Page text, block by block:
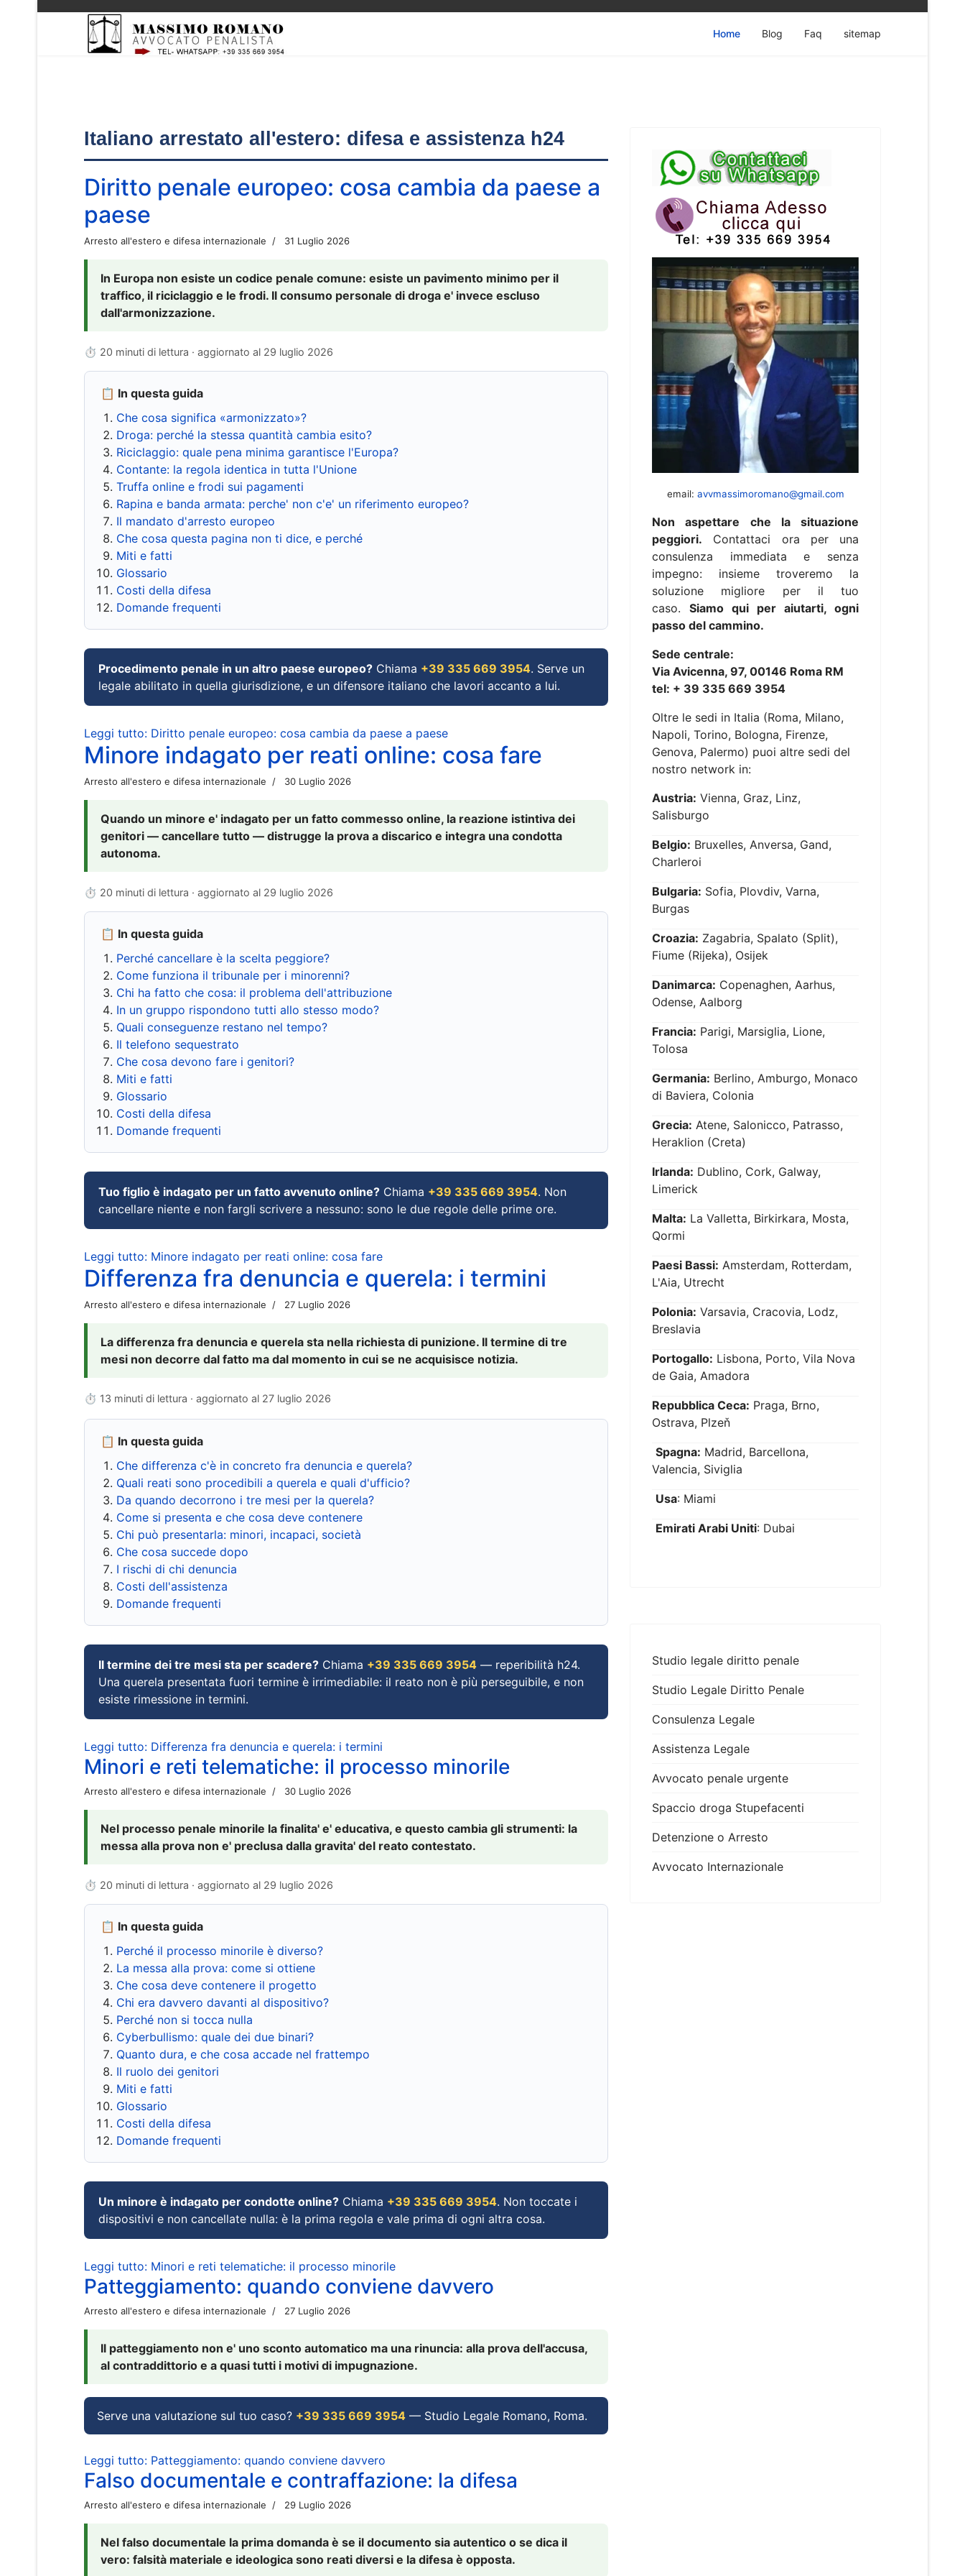
Home Blog Faq sitemap
Italiano arrestato all'estero: difesa e assistenza h24
Diritto penale europeo: cosa cambia da paese a
paese
Arresto all'estero e difesa internazionale 31 Luglio 2026
In Europa non esiste un codice penale comune: esiste un pavimento minimo per il
traffico, il riciclaggio e le frodi. Il consumo personale di droga e' invece escluso
dall'armonizzazione.
⏱ 20 minuti di lettura · aggiornato al 29 luglio 2026
📋 In questa guida
Che cosa significa «armonizzato»?
Droga: perché la stessa quantità cambia esito?
Riciclaggio: quale pena minima garantisce l'Europa?
Contante: la regola identica in tutta l'Unione
Truffa online e frodi sui pagamenti
Rapina e banda armata: perche' non c'e' un riferimento europeo?
Il mandato d'arresto europeo
Che cosa questa pagina non ti dice, e perché
Miti e fatti
Glossario
Costi della difesa
Domande frequenti
Procedimento penale in un altro paese europeo? Chiama +39 335 669 3954. Serve un
legale abilitato in quella giurisdizione, e un difensore italiano che lavori accanto a lui.
Leggi tutto: Diritto penale europeo: cosa cambia da paese a paese
Minore indagato per reati online: cosa fare
Arresto all'estero e difesa internazionale 30 Luglio 2026
Quando un minore e' indagato per un fatto commesso online, la reazione istintiva dei
genitori — cancellare tutto — distrugge la prova a discarico e integra una condotta
autonoma.
⏱ 20 minuti di lettura · aggiornato al 29 luglio 2026
📋 In questa guida
Perché cancellare è la scelta peggiore?
Come funziona il tribunale per i minorenni?
Chi ha fatto che cosa: il problema dell'attribuzione
In un gruppo rispondono tutti allo stesso modo?
Quali conseguenze restano nel tempo?
Il telefono sequestrato
Che cosa devono fare i genitori?
Miti e fatti
Glossario
Costi della difesa
Domande frequenti
Tuo figlio è indagato per un fatto avvenuto online? Chiama +39 335 669 3954. Non
cancellare niente e non fargli scrivere a nessuno: sono le due regole delle prime ore.
Leggi tutto: Minore indagato per reati online: cosa fare
Differenza fra denuncia e querela: i termini
Arresto all'estero e difesa internazionale 27 Luglio 2026
La differenza fra denuncia e querela sta nella richiesta di punizione. Il termine di tre
mesi non decorre dal fatto ma dal momento in cui se ne acquisisce notizia.
⏱ 13 minuti di lettura · aggiornato al 27 luglio 2026
📋 In questa guida
Che differenza c'è in concreto fra denuncia e querela?
Quali reati sono procedibili a querela e quali d'ufficio?
Da quando decorrono i tre mesi per la querela?
Come si presenta e che cosa deve contenere
Chi può presentarla: minori, incapaci, società
Che cosa succede dopo
I rischi di chi denuncia
Costi dell'assistenza
Domande frequenti
Il termine dei tre mesi sta per scadere? Chiama +39 335 669 3954 — reperibilità h24.
Una querela presentata fuori termine è irrimediabile: il reato non è più perseguibile, e non
esiste rimessione in termini.
Leggi tutto: Differenza fra denuncia e querela: i termini
Minori e reti telematiche: il processo minorile
Arresto all'estero e difesa internazionale 30 Luglio 2026
Nel processo penale minorile la finalita' e' educativa, e questo cambia gli strumenti: la
messa alla prova non e' preclusa dalla gravita' del reato contestato.
⏱ 20 minuti di lettura · aggiornato al 29 luglio 2026
📋 In questa guida
Perché il processo minorile è diverso?
La messa alla prova: come si ottiene
Che cosa deve contenere il progetto
Chi era davvero davanti al dispositivo?
Perché non si tocca nulla
Cyberbullismo: quale dei due binari?
Quanto dura, e che cosa accade nel frattempo
Il ruolo dei genitori
Miti e fatti
Glossario
Costi della difesa
Domande frequenti
Un minore è indagato per condotte online? Chiama +39 335 669 3954. Non toccate i
dispositivi e non cancellate nulla: è la prima regola e vale prima di ogni altra cosa.
Leggi tutto: Minori e reti telematiche: il processo minorile
Patteggiamento: quando conviene davvero
Arresto all'estero e difesa internazionale 27 Luglio 2026
Il patteggiamento non e' uno sconto automatico ma una rinuncia: alla prova dell'accusa,
al contraddittorio e a quasi tutti i motivi di impugnazione.
Serve una valutazione sul tuo caso? +39 335 669 3954 — Studio Legale Romano, Roma.
Leggi tutto: Patteggiamento: quando conviene davvero
Falso documentale e contraffazione: la difesa
Arresto all'estero e difesa internazionale 29 Luglio 2026
Nel falso documentale la prima domanda è se il documento sia autentico o se dica il
vero: falsità materiale e ideologica sono reati diversi e la difesa è opposta.
email: avvmassimoromano@gmail.com
Non aspettare che la situazione
peggiori. Contattaci ora per una
consulenza immediata e senza
impegno: insieme troveremo la
soluzione migliore per il tuo
caso. Siamo qui per aiutarti, ogni
passo del cammino.
Sede centrale:
Via Avicenna, 97, 00146 Roma RM
tel: + 39 335 669 3954
Oltre le sedi in Italia (Roma, Milano,
Napoli, Torino, Bologna, Firenze,
Genova, Palermo) puoi altre sedi del
nostro network in:
Austria: Vienna, Graz, Linz,
Salisburgo
Belgio: Bruxelles, Anversa, Gand,
Charleroi
Bulgaria: Sofia, Plovdiv, Varna,
Burgas
Croazia: Zagabria, Spalato (Split),
Fiume (Rijeka), Osijek
Danimarca: Copenaghen, Aarhus,
Odense, Aalborg
Francia: Parigi, Marsiglia, Lione,
Tolosa
Germania: Berlino, Amburgo, Monaco
di Baviera, Colonia
Grecia: Atene, Salonicco, Patrasso,
Heraklion (Creta)
Irlanda: Dublino, Cork, Galway,
Limerick
Malta: La Valletta, Birkirkara, Mosta,
Qormi
Paesi Bassi: Amsterdam, Rotterdam,
L'Aia, Utrecht
Polonia: Varsavia, Cracovia, Lodz,
Breslavia
Portogallo: Lisbona, Porto, Vila Nova
de Gaia, Amadora
Repubblica Ceca: Praga, Brno,
Ostrava, Plzeň
Spagna: Madrid, Barcellona,
Valencia, Siviglia
Usa: Miami
Emirati Arabi Uniti: Dubai
Studio legale diritto penale
Studio Legale Diritto Penale
Consulenza Legale
Assistenza Legale
Avvocato penale urgente
Spaccio droga Stupefacenti
Detenzione o Arresto
Avvocato Internazionale